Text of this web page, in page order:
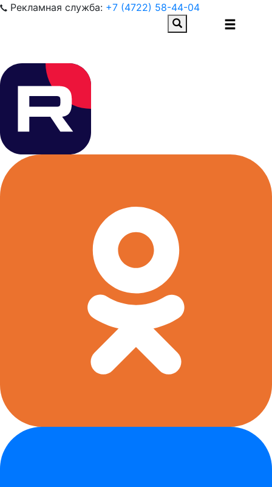
Рекламная служба: +7 (4722) 58-44-04